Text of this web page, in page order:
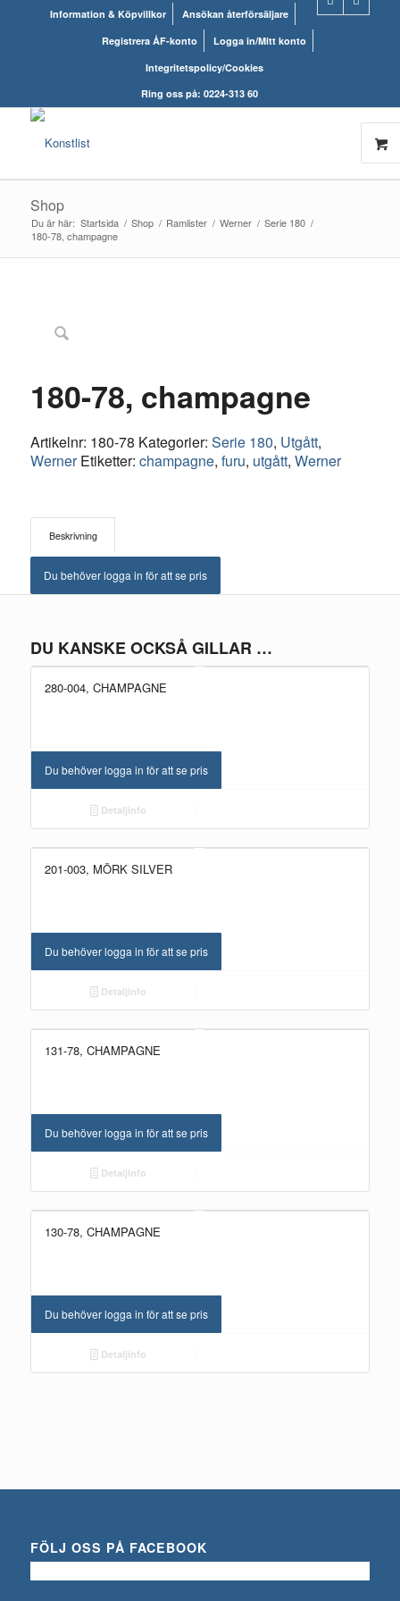
Information & Köpvillkor
Ansökan återförsäljare
Registrera ÅF-konto
Logga in/Mitt konto
Integritetspolicy/Cookies
Ring oss på: 0224-313 60
Shop
Du är här: Startsida / Shop / Ramlister / Werner / Serie 180 /
180-78, champagne
180-78, champagne
Artikelnr: 180-78 Kategorier: Serie 180, Utgått,
Werner Etiketter: champagne, furu, utgått, Werner
Beskrivning
Du behöver logga in för att se pris
DU KANSKE OCKSÅ GILLAR …
280-004, CHAMPAGNE
Du behöver logga in för att se pris
Detaljinfo
201-003, MÖRK SILVER
Du behöver logga in för att se pris
Detaljinfo
131-78, CHAMPAGNE
Du behöver logga in för att se pris
Detaljinfo
130-78, CHAMPAGNE
Du behöver logga in för att se pris
Detaljinfo
FÖLJ OSS PÅ FACEBOOK